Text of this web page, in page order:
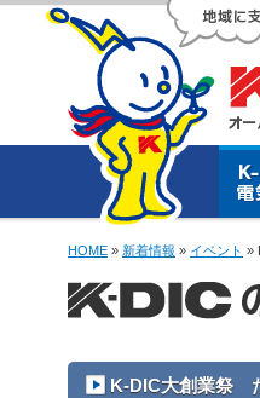
HOME » 新着情報 » イベント »
K-DIC大創業祭